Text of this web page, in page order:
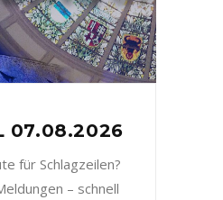
07.08.2026
für Schlagzeilen?
– schnell